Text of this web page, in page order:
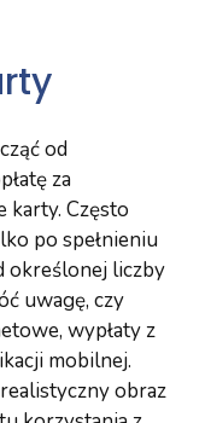
od
za
karty. Często
po spełnieniu
określonej liczby
uwagę, czy
wypłaty z
mobilnej.
obraz